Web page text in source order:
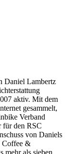
Daniel Lambertz
aktiv. Mit dem
gesammelt,
Verband
für den RSC
von Daniels
Coffee &
mehr als sieben